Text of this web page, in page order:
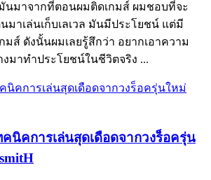
นมาจากที่ตอนผมติดเกมส์ ผมชอบที่จะ
มาเล่นเก็บเลเวล มันมีประโยชน์ แต่มี
มส์ ดังนั้นผมเลยรู้สึกว่า อยากเอาความ
มาทำประโยชน์ในชีวิตจริง ...
คนิคการเล่นสุดเดือดจากวงร็อครุ่น